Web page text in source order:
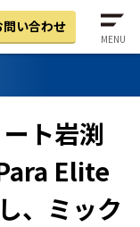
問い合わせ
MENU
ト岩渕
Elite
、ミック